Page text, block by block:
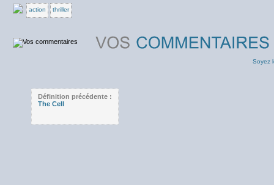
action thriller
Soyez
Définition précédente :
The Cell